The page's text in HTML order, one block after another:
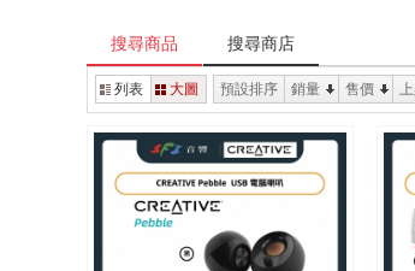
搜尋商品 搜尋商店
列表 大圖 預設排序 銷量 售價